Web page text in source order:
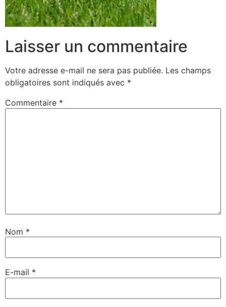
Laisser un commentaire
Votre adresse e-mail ne sera pas publiée. Les champs
obligatoires sont indiqués avec *
Commentaire *
Nom *
E-mail *